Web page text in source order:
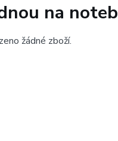
na
žádné zboží.